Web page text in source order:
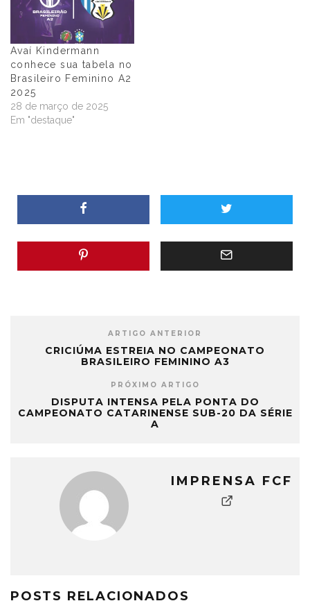
Avaí Kindermann
conhece sua tabela no
Brasileiro Feminino A2
2025
28 de março de 2025
Em "destaque"
ARTIGO ANTERIOR
CRICIÚMA ESTREIA NO CAMPEONATO
BRASILEIRO FEMININO A3
PRÓXIMO ARTIGO
DISPUTA INTENSA PELA PONTA DO
CAMPEONATO CATARINENSE SUB-20 DA SÉRIE
A
IMPRENSA FCF
POSTS RELACIONADOS